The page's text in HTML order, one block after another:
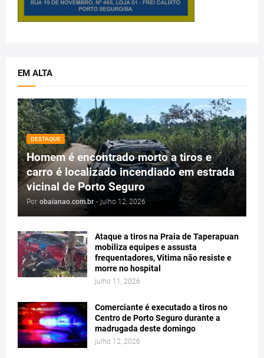
EM ALTA
DESTAQUE
Homem é encontrado morto a tiros e
carro é localizado incendiado em estrada
vicinal de Porto Seguro
Por obaianao.com.br - julho 12, 2026
Ataque a tiros na Praia de Taperapuan
mobiliza equipes e assusta
frequentadores, Vitima não resiste e
morre no hospital
julho 11, 2026
Comerciante é executado a tiros no
Centro de Porto Seguro durante a
madrugada deste domingo
julho 12, 2026